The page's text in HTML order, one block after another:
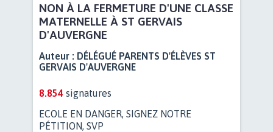
NON À LA FERMETURE D'UNE CLASSE
MATERNELLE À ST GERVAIS
D'AUVERGNE
Auteur : DÉLÉGUÉ PARENTS D'ÉLÈVES ST
GERVAIS D'AUVERGNE
8.854 signatures
ECOLE EN DANGER, SIGNEZ NOTRE
PÉTITION, SVP